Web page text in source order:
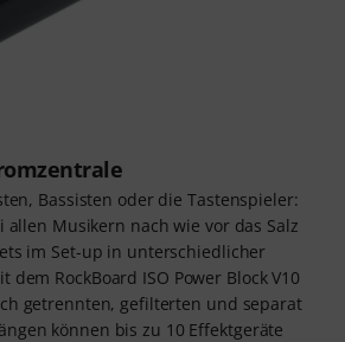
Bassisten oder die Tastenspieler:
allen Musikern nach wie vor das Salz
im Set-up in unterschiedlicher
RockBoard ISO Power Block V10
getrennten, gefilterten und separat
können bis zu 10 Effektgeräte